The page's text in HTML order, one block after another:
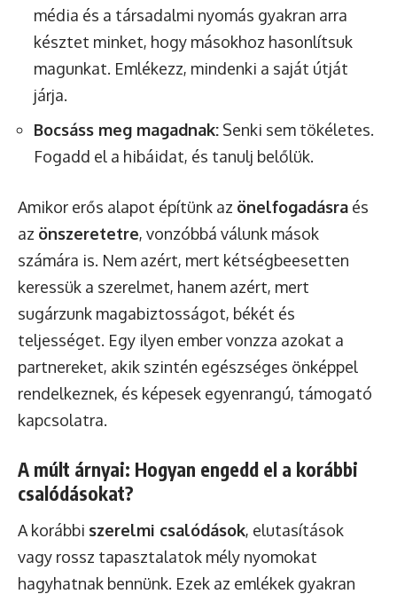
média és a társadalmi nyomás gyakran arra
késztet minket, hogy másokhoz hasonlítsuk
magunkat. Emlékezz, mindenki a saját útját
járja.
Bocsáss meg magadnak: Senki sem tökéletes.
Fogadd el a hibáidat, és tanulj belőlük.
Amikor erős alapot építünk az önelfogadásra és
az önszeretetre, vonzóbbá válunk mások
számára is. Nem azért, mert kétségbeesetten
keressük a szerelmet, hanem azért, mert
sugárzunk magabiztosságot, békét és
teljességet. Egy ilyen ember vonzza azokat a
partnereket, akik szintén egészséges önképpel
rendelkeznek, és képesek egyenrangú, támogató
kapcsolatra.
A múlt árnyai: Hogyan engedd el a korábbi
csalódásokat?
A korábbi szerelmi csalódások, elutasítások
vagy rossz tapasztalatok mély nyomokat
hagyhatnak bennünk. Ezek az emlékek gyakran